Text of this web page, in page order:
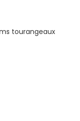
tourangeaux